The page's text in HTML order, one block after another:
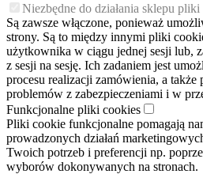
Niezbędne do działania sklepu
Są zawsze włączone, ponieważ
strony. Są to między innymi pliki
użytkownika w ciągu jednej sesji lub,
z sesji na sesję. Ich zadaniem jest
procesu realizacji zamówienia, a
problemów z zabezpieczeniami i w
Funkcjonalne pliki cookies
Pliki cookie funkcjonalne pomagają
prowadzonych działań
Twoich potrzeb i preferencji np.
wyborów dokonywanych na stronach.